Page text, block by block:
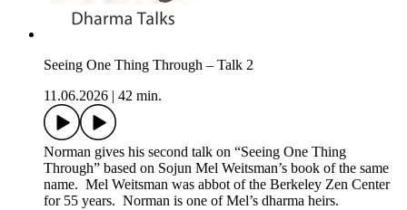
Seeing One Thing Through – Talk 2
11.06.2026
42 min.
Norman gives his second talk on “Seeing One Thing
Through” based on Sojun Mel Weitsman’s book of the same
name. Mel Weitsman was abbot of the Berkeley Zen Center
for 55 years. Norman is one of Mel’s dharma heirs.